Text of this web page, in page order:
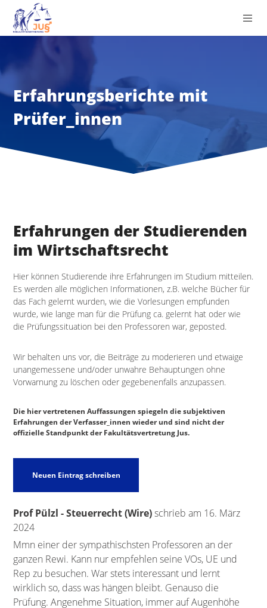
Erfahrungsberichte mit
Prüfer_innen
Erfahrungen der Studierenden
im Wirtschaftsrecht
Hier können Studierende ihre Erfahrungen im Studium mitteilen.
Es werden alle möglichen Informationen, z.B. welche Bücher für
das Fach gelernt wurden, wie die Vorlesungen empfunden
wurde, wie lange man für die Prüfung ca. gelernt hat oder wie
die Prüfungssituation bei den Professoren war, geposted.
Wir behalten uns vor, die Beiträge zu moderieren und etwaige
unangemessene und/oder unwahre Behauptungen ohne
Vorwarnung zu löschen oder gegebenenfalls anzupassen.
Die hier vertretenen Auffassungen spiegeln die subjektiven
Erfahrungen der Verfasser_innen wieder und sind nicht der
offizielle Standpunkt der Fakultätsvertretung Jus.
Prof Pülzl - Steuerrecht (Wire)schrieb am 16. März
2024
Mmn einer der sympathischsten Professoren an der
ganzen Rewi. Kann nur empfehlen seine VOs, UE und
Rep zu besuchen. War stets interessant und lernt
wirklich so, dass was hängen bleibt. Genauso die
Prüfung. Angenehme Situation, immer auf Augenhöhe